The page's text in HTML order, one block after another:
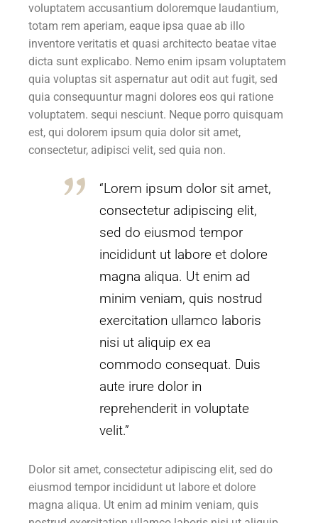
voluptatem accusantium doloremque laudantium,
totam rem aperiam, eaque ipsa quae ab illo
inventore veritatis et quasi architecto beatae vitae
dicta sunt explicabo. Nemo enim ipsam voluptatem
quia voluptas sit aspernatur aut odit aut fugit, sed
quia consequuntur magni dolores eos qui ratione
voluptatem. sequi nesciunt. Neque porro quisquam
est, qui dolorem ipsum quia dolor sit amet,
consectetur, adipisci velit, sed quia non.
“Lorem ipsum dolor sit amet,
consectetur adipiscing elit,
sed do eiusmod tempor
incididunt ut labore et dolore
magna aliqua. Ut enim ad
minim veniam, quis nostrud
exercitation ullamco laboris
nisi ut aliquip ex ea
commodo consequat. Duis
aute irure dolor in
reprehenderit in voluptate
velit.”
Dolor sit amet, consectetur adipiscing elit, sed do
eiusmod tempor incididunt ut labore et dolore
magna aliqua. Ut enim ad minim veniam, quis